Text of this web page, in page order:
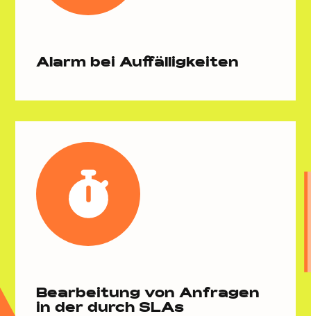
Alarm bei Auffälligkeiten
Bearbeitung von Anfragen
in der durch SLAs